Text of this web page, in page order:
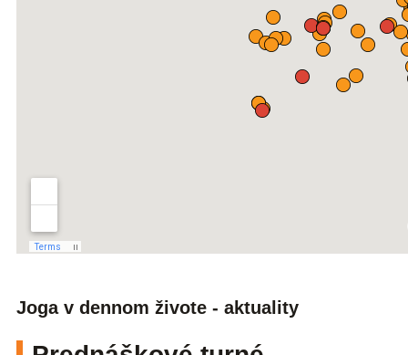
Joga v dennom živote - aktuality